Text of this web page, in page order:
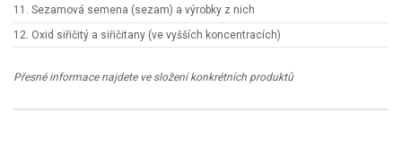
11. Sezamová semena (sezam) a výrobky z nich
12. Oxid siřičitý a siřičitany (ve vyšších koncentracích)
Přesné informace najdete ve složení konkrétních produktů